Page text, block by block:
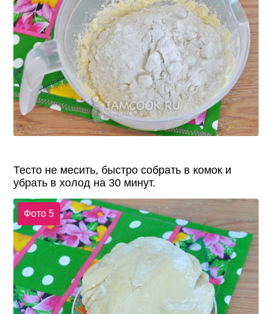
Тесто не месить, быстро собрать в комок и
убрать в холод на 30 минут.
Фото 5